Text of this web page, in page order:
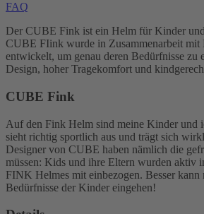
FAQ
Der CUBE Fink ist ein Helm für Kinder
CUBE FIink wurde in Zusammenarbeit mit
entwickelt, um genau deren Bedürfnisse zu
Design, hoher Tragekomfort und
CUBE Fink
Auf den Fink Helm sind meine Kinder und
sieht richtig sportlich aus und trägt sich
Designer von CUBE haben nämlich die
müssen: Kids und ihre Eltern wurden aktiv
FINK Helmes mit einbezogen. Besser kann
Bedürfnisse der Kinder eingehen!